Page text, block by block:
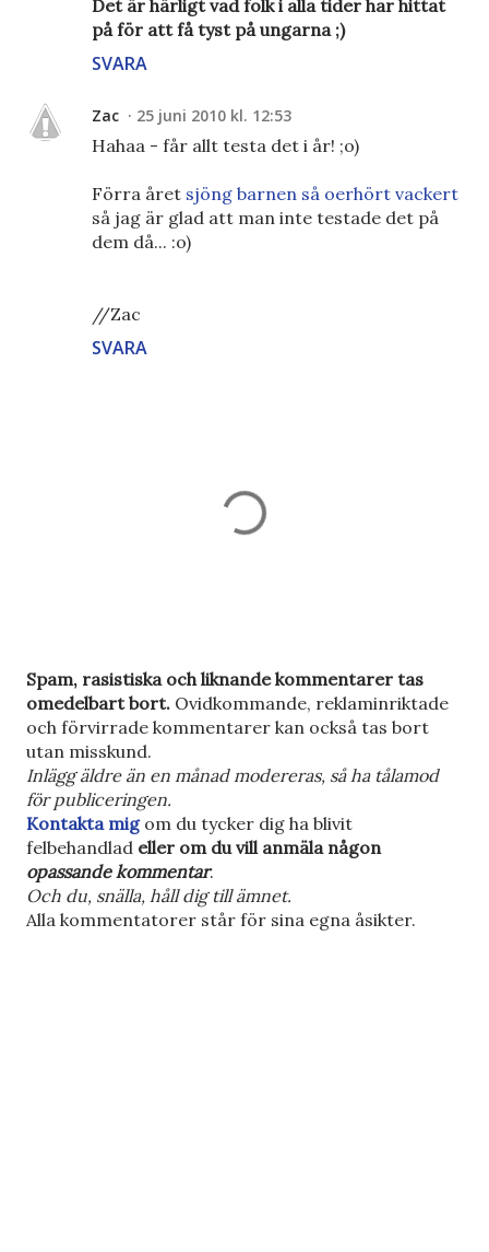
Det är härligt vad folk i alla tider har hittat
på för att få tyst på ungarna ;)
SVARA
Zac 25 juni 2010 kl. 12:53
Hahaa - får allt testa det i år! ;o)
Förra året sjöng barnen så oerhört vackert
så jag är glad att man inte testade det på
dem då... :o)
//Zac
SVARA
S
k
i
c
k
a
e
n
k
o
m
Spam, rasistiska och liknande kommentarer tas
omedelbart bort. Ovidkommande, reklaminriktade
och förvirrade kommentarer kan också tas bort
utan misskund.
Inlägg äldre än en månad modereras, så ha tålamod
för publiceringen.
Kontakta migom du tycker dig ha blivit
felbehandlad eller om du vill anmäla någon
opassande kommentar.
Och du, snälla, håll dig till ämnet.
Alla kommentatorer står för sina egna åsikter.